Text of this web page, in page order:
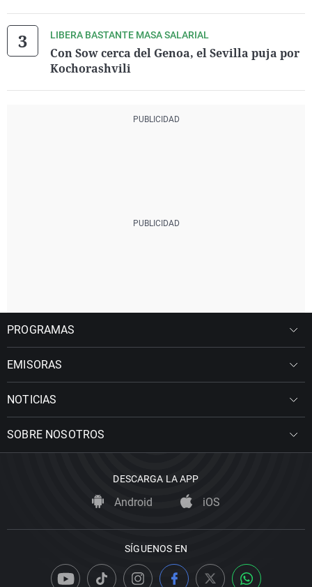
LIBERA BASTANTE MASA SALARIAL
Con Sow cerca del Genoa, el Sevilla puja por
Kochorashvili
PROGRAMAS
EMISORAS
NOTICIAS
SOBRE NOSOTROS
DESCARGA LA APP
Android iOS
SÍGUENOS EN